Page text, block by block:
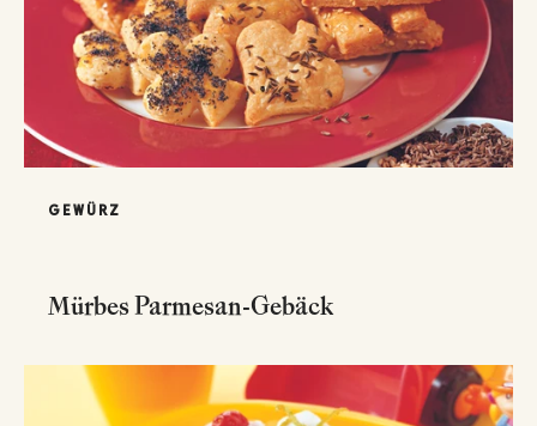
GEWÜRZ
Mürbes Parmesan-Gebäck